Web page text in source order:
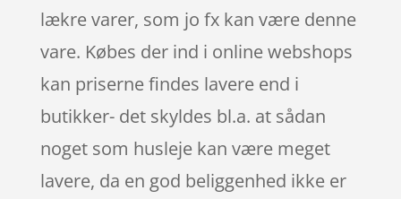
lækre varer, som jo fx kan være denne
vare. Købes der ind i online webshops
kan priserne findes lavere end i
butikker- det skyldes bl.a. at sådan
noget som husleje kan være meget
lavere, da en god beliggenhed ikke er